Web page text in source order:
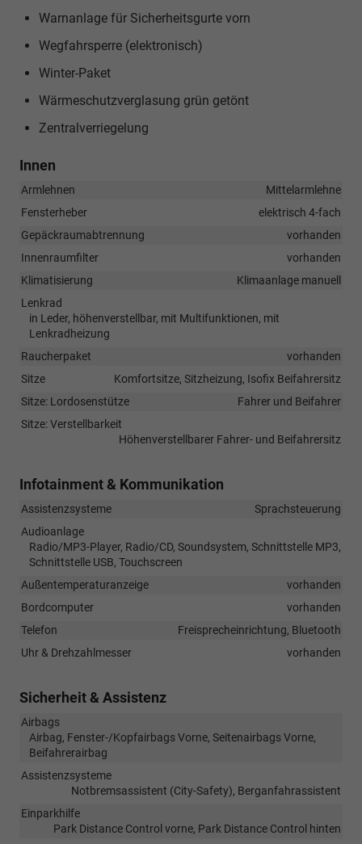
Warnanlage für Sicherheitsgurte vorn
Wegfahrsperre (elektronisch)
Winter-Paket
Wärmeschutzverglasung grün getönt
Zentralverriegelung
Innen
Armlehnen
Mittelarmlehne
Fensterheber
elektrisch 4-fach
Gepäckraumabtrennung
vorhanden
Innenraumfilter
vorhanden
Klimatisierung
Klimaanlage manuell
Lenkrad
in Leder, höhenverstellbar, mit Multifunktionen, mit
Lenkradheizung
Raucherpaket
vorhanden
Sitze
Komfortsitze, Sitzheizung, Isofix Beifahrersitz
Sitze: Lordosenstütze
Fahrer und Beifahrer
Sitze: Verstellbarkeit
Höhenverstellbarer Fahrer- und Beifahrersitz
Infotainment & Kommunikation
Assistenzsysteme
Sprachsteuerung
Audioanlage
Radio/MP3-Player, Radio/CD, Soundsystem, Schnittstelle MP3,
Schnittstelle USB, Touchscreen
Außentemperaturanzeige
vorhanden
Bordcomputer
vorhanden
Telefon
Freisprecheinrichtung, Bluetooth
Uhr & Drehzahlmesser
vorhanden
Sicherheit & Assistenz
Airbags
Airbag, Fenster-/Kopfairbags Vorne, Seitenairbags Vorne,
Beifahrerairbag
Assistenzsysteme
Notbremsassistent (City-Safety), Berganfahrassistent
Einparkhilfe
Park Distance Control vorne, Park Distance Control hinten